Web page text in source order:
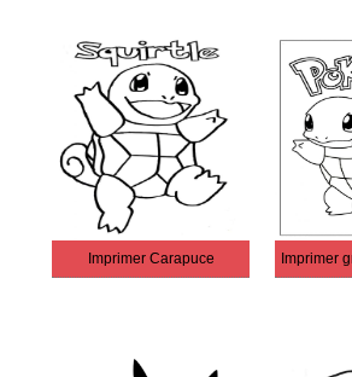
Imprimer Carapuce